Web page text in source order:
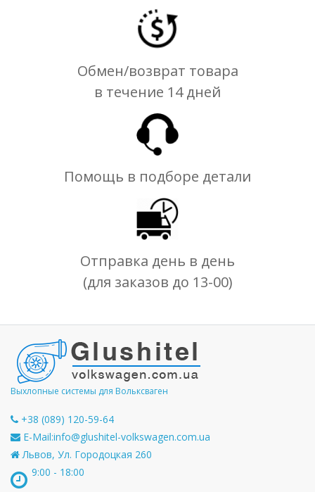
Обмен/возврат товара
в течение 14 дней
Помощь в подборе детали
Отправка день в день
(для заказов до 13-00)
Выхлопные системы для Вольксваген
+38 (089) 120-59-64
E-Mail:info@glushitel-volkswagen.com.ua
Львов, Ул. Городоцкая 260
9:00 - 18:00